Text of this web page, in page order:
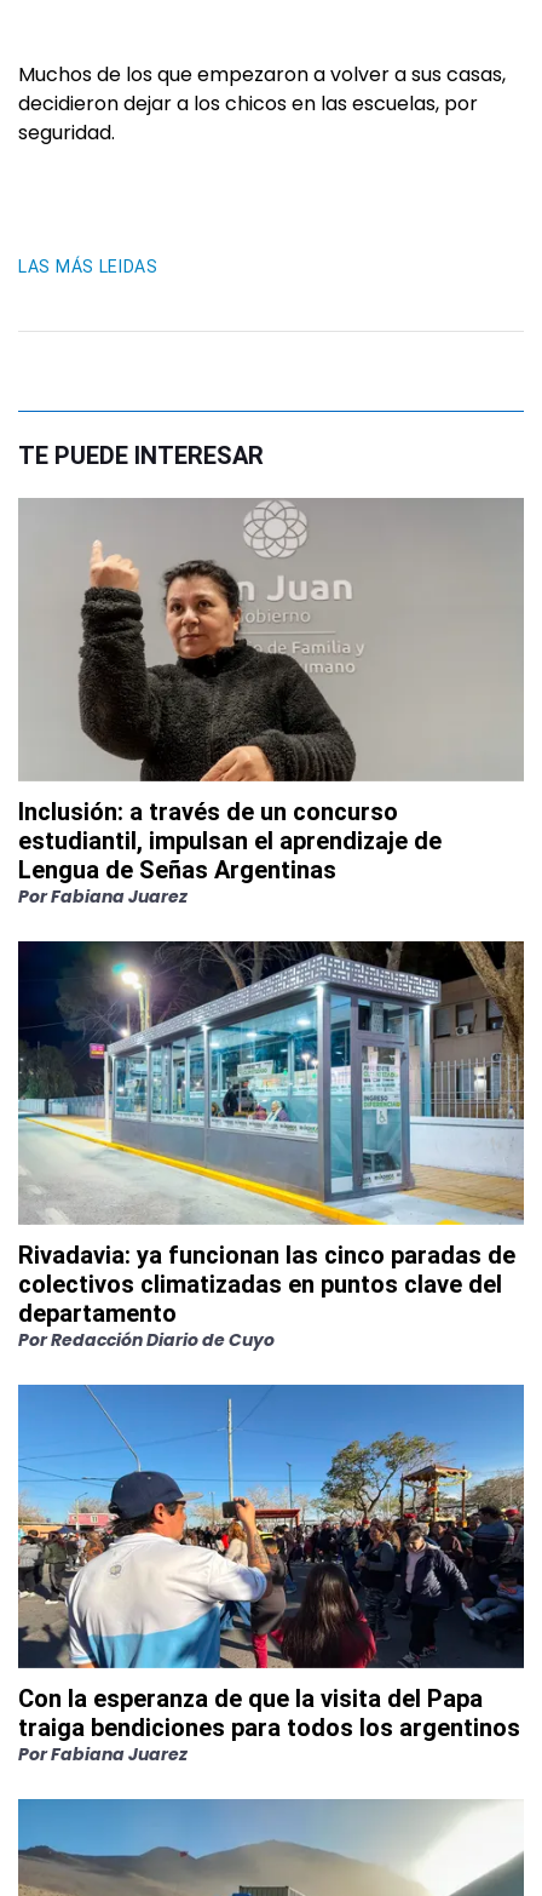
Muchos de los que empezaron a volver a sus casas,
decidieron dejar a los chicos en las escuelas, por
seguridad.
LAS MÁS LEIDAS
TE PUEDE INTERESAR
Inclusión: a través de un concurso
estudiantil, impulsan el aprendizaje de
Lengua de Señas Argentinas
PorFabiana Juarez
Rivadavia: ya funcionan las cinco paradas de
colectivos climatizadas en puntos clave del
departamento
PorRedacción Diario de Cuyo
Con la esperanza de que la visita del Papa
traiga bendiciones para todos los argentinos
PorFabiana Juarez